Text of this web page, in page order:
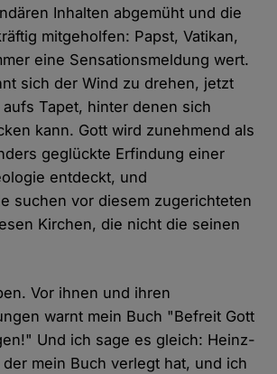
Inhalten abgemüht und die
mitgeholfen: Papst, Vatikan,
eine Sensationsmeldung wert.
sich der Wind zu drehen, jetzt
Tapet, hinter denen sich
kann. Gott wird zunehmend als
geglückte Erfindung einer
entdeckt, und
suchen vor diesem zugerichteten
Kirchen, die nicht die seinen
Vor ihnen und ihren
warnt mein Buch "Befreit Gott
Und ich sage es gleich: Heinz-
mein Buch verlegt hat, und ich